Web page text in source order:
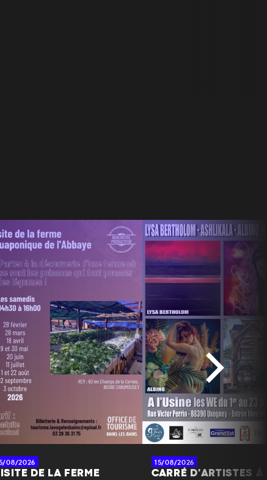
08/2026
DE LA FERME
15/08/2026
CARRÉ D'ARTISTES À